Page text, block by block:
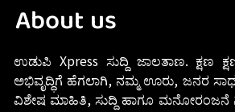
About us
ಉಡುಪಿ Xpress ಸುದ್ದಿ ಜಾಲತಾಣ. ಕ್ಷಣ
ಅಭಿವೃದ್ಧಿಗೆ ಹೆಗಲಾಗಿ, ನಮ್ಮ ಊರು, ಜನರ
ವಿಶೇಷ ಮಾಹಿತಿ, ಸುದ್ದಿ ಹಾಗೂ ಮನೋರಂಜನೆ